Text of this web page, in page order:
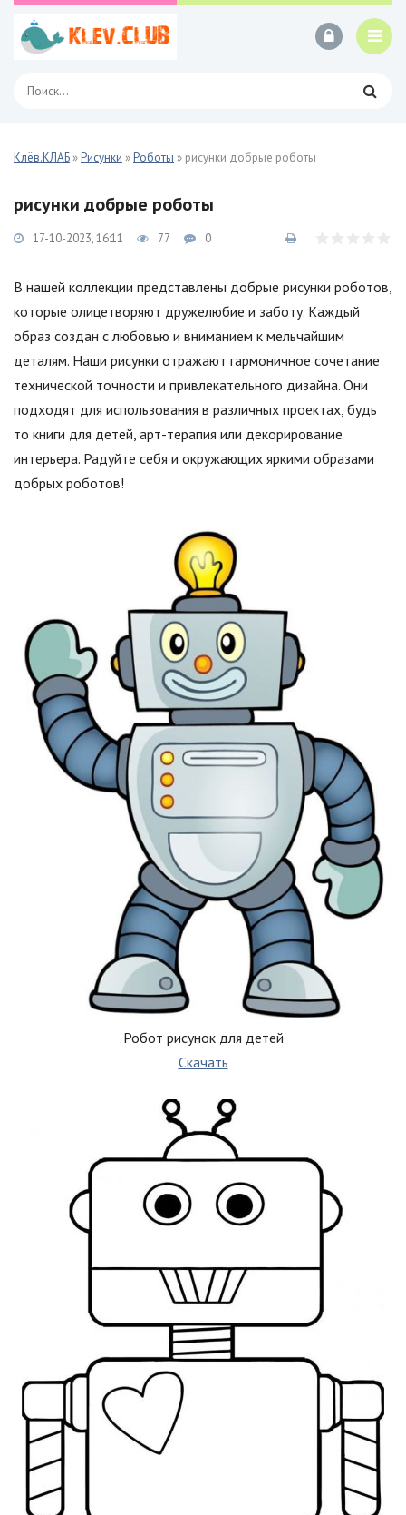
Клёв.КЛАБ »Рисунки »Роботы » рисунки добрые роботы
рисунки добрые роботы
17-10-2023, 16:11 77 0
В нашей коллекции представлены добрые рисунки роботов,
которые олицетворяют дружелюбие и заботу. Каждый
образ создан с любовью и вниманием к мельчайшим
деталям. Наши рисунки отражают гармоничное сочетание
технической точности и привлекательного дизайна. Они
подходят для использования в различных проектах, будь
то книги для детей, арт-терапия или декорирование
интерьера. Радуйте себя и окружающих яркими образами
добрых роботов!
Робот рисунок для детей
Скачать